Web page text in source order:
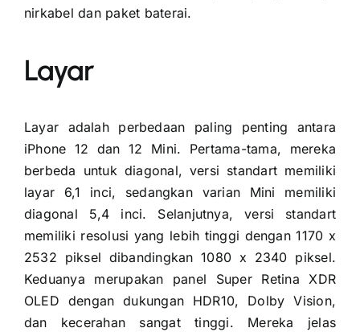
nirkabel dan paket baterai.
Layar
Layar adalah perbedaan paling penting antara
iPhone 12 dan 12 Mini. Pertama-tama, mereka
berbeda untuk diagonal, versi standart memiliki
layar 6,1 inci, sedangkan varian Mini memiliki
diagonal 5,4 inci. Selanjutnya, versi standart
memiliki resolusi yang lebih tinggi dengan 1170 x
2532 piksel dibandingkan 1080 x 2340 piksel.
Keduanya merupakan panel Super Retina XDR
OLED dengan dukungan HDR10, Dolby Vision,
dan kecerahan sangat tinggi. Mereka jelas